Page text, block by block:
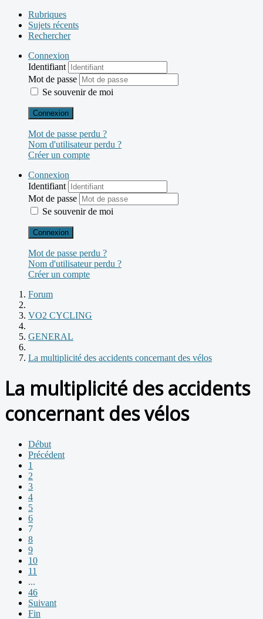
Rubriques
Sujets récents
Rechercher
Connexion
Identifiant
Mot de passe
Se souvenir de moi
Connexion
Mot de passe perdu ?
Nom d'utilisateur perdu ?
Créer un compte
Connexion
Identifiant
Mot de passe
Se souvenir de moi
Connexion
Mot de passe perdu ?
Nom d'utilisateur perdu ?
Créer un compte
Forum
VO2 CYCLING
GENERAL
La multiplicité des accidents concernant des vélos
La multiplicité des accidents
concernant des vélos
Début
Précédent
1
2
3
4
5
6
7
8
9
10
11
...
46
Suivant
Fin